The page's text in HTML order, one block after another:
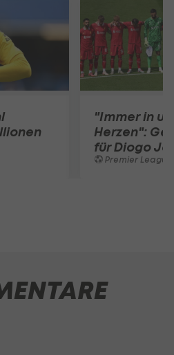
"Immer in
Herzen":
für Diogo
Premier League